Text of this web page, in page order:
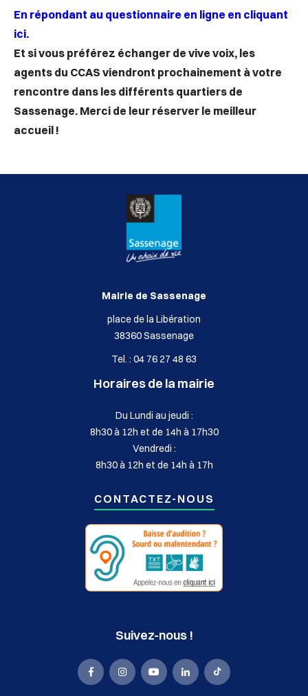
En répondant au questionnaire en ligne en cliquant
ici.
Et si vous préférez échanger de vive voix, les
agents du CCAS viendront prochainement à votre
rencontre dans les différents quartiers de
Sassenage. Merci de leur réserver le meilleur
accueil !
Mairie de Sassenage
place de la Libération
38360 Sassenage
Tel. : 04 76 27 48 63
Horaires de la mairie
Du Lundi au jeudi :
8h30 à 12h et de 14h à 17h30
Vendredi :
8h30 à 12h et de 14h à 17h
CONTACTEZ-NOUS
Suivez-nous !
La La La La La